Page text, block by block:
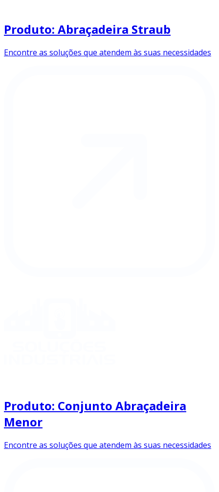
Produto: Abraçadeira Straub
Encontre as soluções que atendem às suas necessidades
Produto: Conjunto Abraçadeira
Menor
Encontre as soluções que atendem às suas necessidades